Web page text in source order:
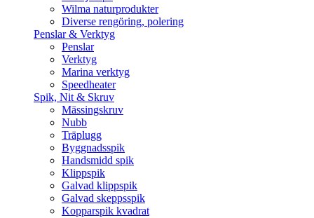
Wilma naturprodukter
Diverse rengöring, polering
Penslar & Verktyg
Penslar
Verktyg
Marina verktyg
Speedheater
Spik, Nit & Skruv
Mässingskruv
Nubb
Träplugg
Byggnadsspik
Handsmidd spik
Klippspik
Galvad klippspik
Galvad skeppsspik
Kopparspik kvadrat